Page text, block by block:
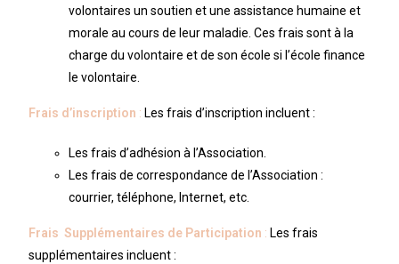
volontaires un soutien et une assistance humaine et
morale au cours de leur maladie. Ces frais sont à la
charge du volontaire et de son école si l’école finance
le volontaire.
Frais d’inscription : Les frais d’inscription incluent :
Les frais d’adhésion à l’Association.
Les frais de correspondance de l’Association :
courrier, téléphone, Internet, etc.
Frais Supplémentaires de Participation : Les frais
supplémentaires incluent :